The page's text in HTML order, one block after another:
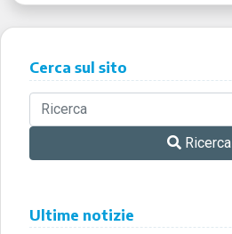
Cerca sul sito
Ricerca
Ultime notizie